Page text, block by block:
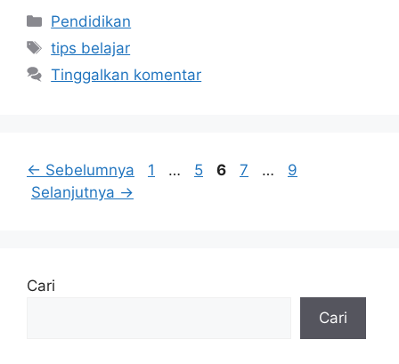
Kategori
Pendidikan
Tag
tips belajar
Tinggalkan komentar
← Sebelumnya Halaman
1 … Halaman
5 Halaman
6 Halaman
7 … Halaman
9
Selanjutnya →
Cari
Cari